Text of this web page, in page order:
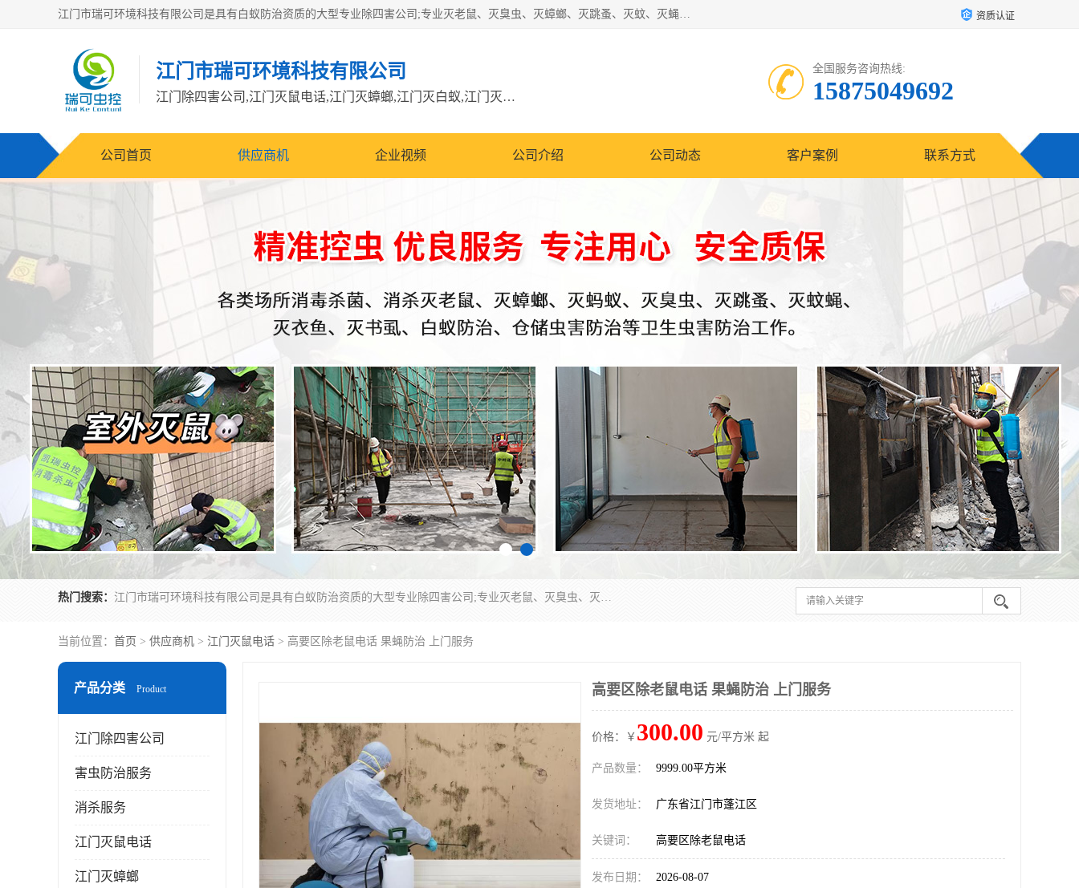
江门市瑞可环境科技有限公司是具有白蚁防治资质的大型专业除四害公司;专业灭老鼠、灭臭虫、灭蟑螂、灭跳蚤、灭蚊、灭蝇、灭白蚁、防蛇等各种害虫的防治。经过多年的努力，公司发展成为集PCO研究、生物制药、害虫防治于一体的专业杀虫灭鼠公司。 资质认证
江门市瑞可环境科技有限公司
江门除四害公司,江门灭鼠电话,江门灭蟑螂,江门灭白蚁,江门灭鼠江门
全国服务咨询热线:
15875049692
公司首页 供应商机 企业视频 公司介绍 公司动态 客户案例 联系方式
热门搜索： 江门市瑞可环境科技有限公司是具有白蚁防治资质的大型专业除四害公司;专业灭老鼠、灭臭虫、灭蟑螂、灭跳蚤、灭蚊、灭蝇、灭白蚁、防蛇等各种害虫的防治。经过多年的努力，公司发展成为集PCO研究、生物制药、害虫防治于一体的专业杀虫灭鼠公司。
当前位置： 首页 > 供应商机 > 江门灭鼠电话 > 高要区除老鼠电话 果蝇防治 上门服务
产品分类 Product
江门除四害公司
害虫防治服务
消杀服务
江门灭鼠电话
江门灭蟑螂
高要区除老鼠电话 果蝇防治 上门服务
价格：￥ 300.00 元/平方米 起
产品数量： 9999.00平方米
发货地址： 广东省江门市蓬江区
关键词： 高要区除老鼠电话
发布日期： 2026-08-07